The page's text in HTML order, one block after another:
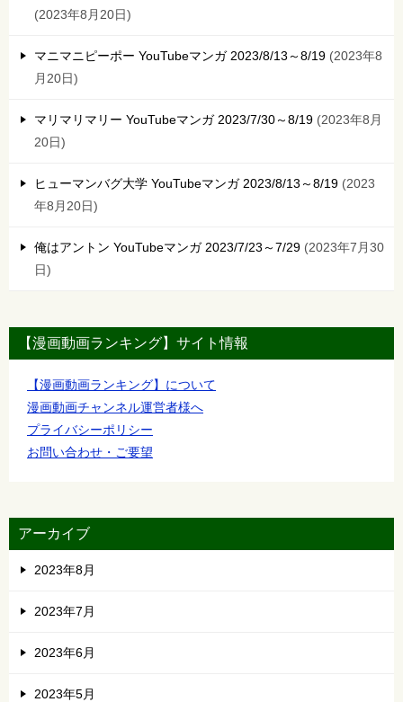
2023年8月20日
マニマニピーポー YouTubeマンガ 2023/8/13～8/19
2023年8
月20日
マリマリマリー YouTubeマンガ 2023/7/30～8/19
2023年8月
20日
ヒューマンバグ大学 YouTubeマンガ 2023/8/13～8/19
2023
年8月20日
俺はアントン YouTubeマンガ 2023/7/23～7/29
2023年7月30
日
【漫画動画ランキング】サイト情報
【漫画動画ランキング】について
漫画動画チャンネル運営者様へ
プライバシーポリシー
お問い合わせ・ご要望
アーカイブ
2023年8月
2023年7月
2023年6月
2023年5月